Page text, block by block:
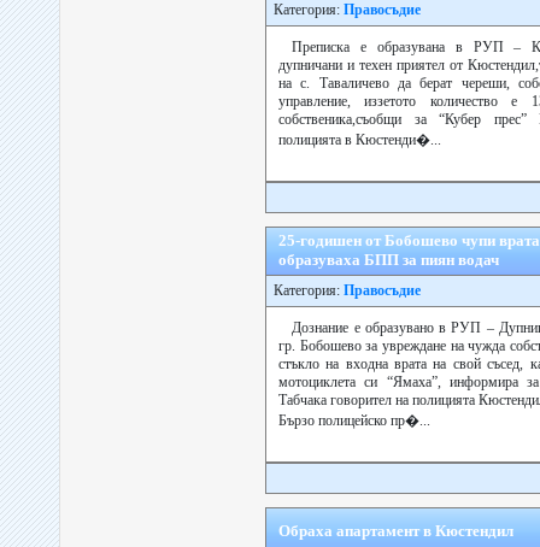
Категория: Правосъдие
Преписка е образувана в РУП –
дупничани и техен приятел от
на с. Таваличево да берат череши,
управление, иззетото количество
собственика,съобщи за “Кубер
полицията в Кюстенди�...
25-годишен от Бобошево чупи
образуваха БПП за пиян водач
Категория: Правосъдие
Дознание е образувано в РУП –
гр. Бобошево за увреждане на чужда
стъкло на входна врата на свой съсед,
мотоциклета си “Ямаха”, информира
Табчака говорител на полицията
Бързо полицейско пр�...
Обраха апартамент в Кюстендил